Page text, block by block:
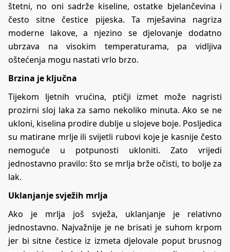
štetni, no oni sadrže kiseline, ostatke bjelančevina i
često sitne čestice pijeska. Ta mješavina nagriza
moderne lakove, a njezino se djelovanje dodatno
ubrzava na visokim temperaturama, pa vidljiva
oštećenja mogu nastati vrlo brzo.
Brzina je ključna
Tijekom ljetnih vrućina, ptičji izmet može nagristi
prozirni sloj laka za samo nekoliko minuta. Ako se ne
ukloni, kiselina prodire dublje u slojeve boje. Posljedica
su matirane mrlje ili svijetli rubovi koje je kasnije često
nemoguće u potpunosti ukloniti. Zato vrijedi
jednostavno pravilo: što se mrlja brže očisti, to bolje za
lak.
Uklanjanje svježih mrlja
Ako je mrlja još svježa, uklanjanje je relativno
jednostavno. Najvažnije je ne brisati je suhom krpom
jer bi sitne čestice iz izmeta djelovale poput brusnog